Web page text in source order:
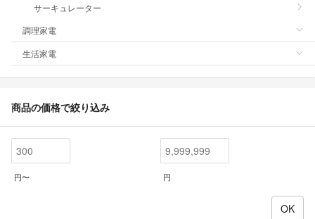
サーキュレーター
調理家電
生活家電
商品の価格で絞り込み
円〜 円